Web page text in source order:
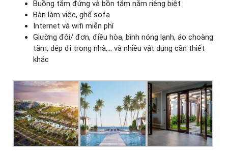
Buồng tắm đứng và bồn tắm nằm riêng biệt
Bàn làm việc, ghế sofa
Internet và wifi miễn phí
Giường đôi/ đơn, điều hòa, bình nóng lạnh, áo choàng
tắm, dép đi trong nhà,… và nhiều vật dụng cần thiết
khác